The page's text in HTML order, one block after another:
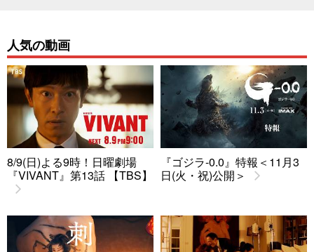
人気の動画
8/9(日)よる9時！日曜劇場
『VIVANT』第13話 【TBS】
『ゴジラ-0.0』特報＜11月3
日(火・祝)公開＞